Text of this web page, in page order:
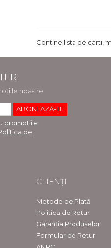
Contine lista de carti,
noastre
promotiile
de
CLIENȚI
Metode de Plată
Politica de Retur
Garanția Produselor
Formular de Retur
ANPC